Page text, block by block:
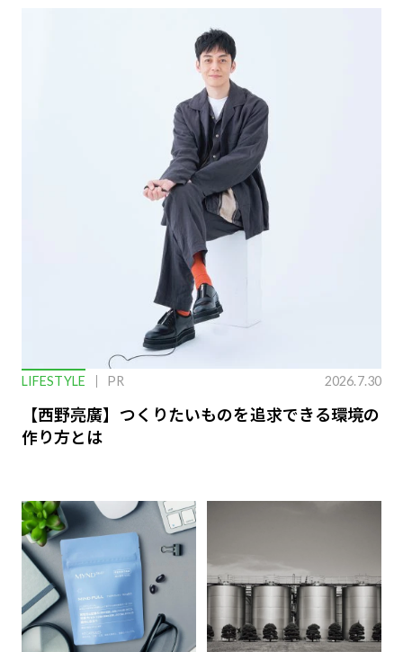
LIFESTYLE PR 2026.7.30
【西野亮廣】つくりたいものを追求できる環境の
作り方とは